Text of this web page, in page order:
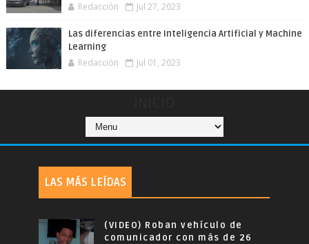
Redacción Jul 27, 2023
Las diferencias entre Inteligencia Artificial y Machine
Learning
Redacción Jul 01, 2023
LAS MÁS LEÍDAS
(VIDEO) Roban vehículo de
comunicador con más de 26